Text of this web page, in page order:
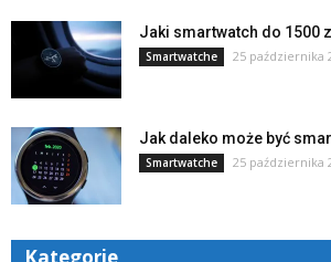
Jaki smartwatch do 1500
Smartwatche 25 października
Jak daleko może być
Smartwatche 25 października
Kategorie